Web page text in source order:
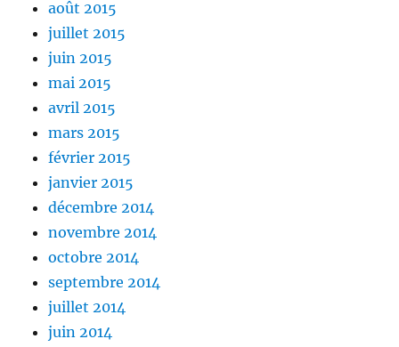
août 2015
juillet 2015
juin 2015
mai 2015
avril 2015
mars 2015
février 2015
janvier 2015
décembre 2014
novembre 2014
octobre 2014
septembre 2014
juillet 2014
juin 2014